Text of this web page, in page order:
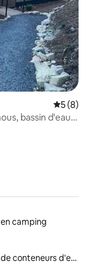
5 (8)
bassin d'eau
camping
Locations de conteneurs d'expédition